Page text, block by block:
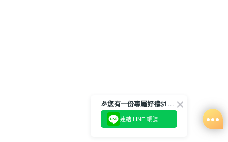
🎉您有一份專屬好禮$100正等著您🎁
連結 LINE 帳號